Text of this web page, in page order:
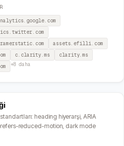
assets.efilli.com
c.clarity.ms
clarity.ms
+8 daha
heading hiyerarşi, ARIA
reduced-motion, dark mode